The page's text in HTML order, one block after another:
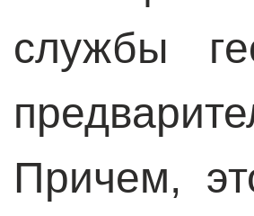
службы
Причем,